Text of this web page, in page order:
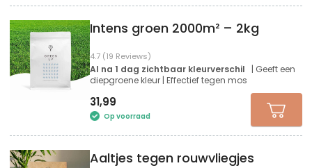
4.7 (19 Reviews)
Intens groen 2000m² – 2kg
Al na 1 dag zichtbaar kleurverschil
| Geeft een
diepgroene kleur | Effectief tegen mos
31,99
Op voorraad
Aaltjes tegen rouwvliegjes